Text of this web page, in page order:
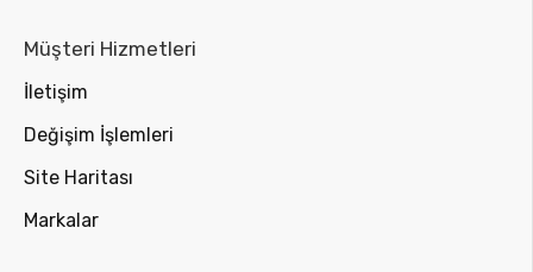
Müşteri Hizmetleri
İletişim
Değişim İşlemleri
Site Haritası
Markalar